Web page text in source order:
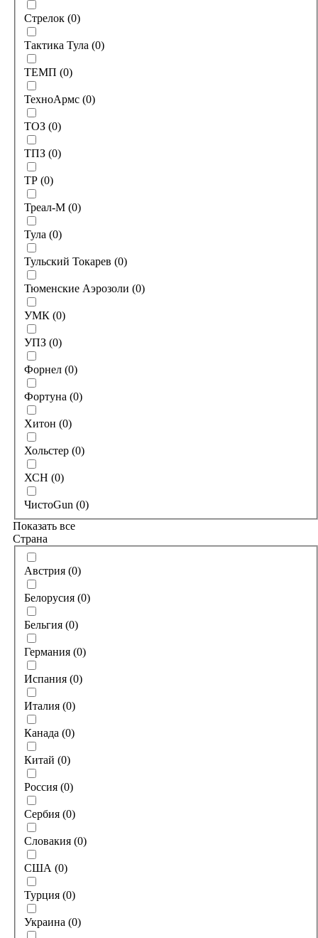
Стрелок (0)
Тактика Тула (0)
ТЕМП (0)
ТехноАрмс (0)
ТОЗ (0)
ТПЗ (0)
ТР (0)
Треал-М (0)
Тула (0)
Тульский Токарев (0)
Тюменские Аэрозоли (0)
УМК (0)
УПЗ (0)
Форнел (0)
Фортуна (0)
Хитон (0)
Хольстер (0)
ХСН (0)
ЧистоGun (0)
Показать все
Страна
Австрия (0)
Белорусия (0)
Бельгия (0)
Германия (0)
Испания (0)
Италия (0)
Канада (0)
Китай (0)
Россия (0)
Сербия (0)
Словакия (0)
США (0)
Турция (0)
Украина (0)